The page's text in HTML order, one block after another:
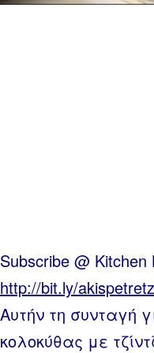
Subscribe @ Kitchen
http://bit.ly/
Αυτήν τη συνταγή
κολοκύθας με